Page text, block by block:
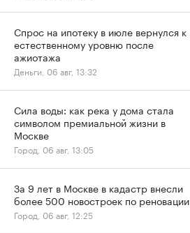
Спрос на ипотеку в июле вернулся к
естественному уровню после
ажиотажа
Деньги, 06 авг, 13:32
Сила воды: как река у дома стала
символом премиальной жизни в
Москве
Город, 06 авг, 13:05
За 9 лет в Москве в кадастр внесли
более 500 новостроек по реновации
Город, 06 авг, 12:25